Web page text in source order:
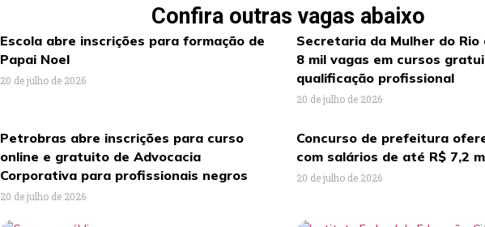
Confira outras vagas abaixo
Escola abre inscrições para formação de
Papai Noel
20 de julho de 2026
Secretaria da Mulher do Rio
8 mil vagas em cursos
qualificação profissional
20 de julho de 2026
Petrobras abre inscrições para curso
online e gratuito de Advocacia
Corporativa para profissionais negros
20 de julho de 2026
Concurso de prefeitura
com salários de até R$ 7,2
20 de julho de 2026